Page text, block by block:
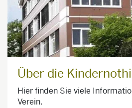
Über die
Hier finden Sie viele
Verein.